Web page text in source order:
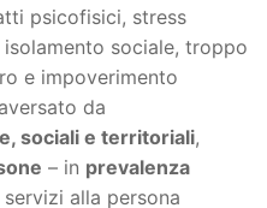
psicofisici, stress
sociale, troppo
e impoverimento
da
sociali e territoriali,
– in prevalenza
alla persona